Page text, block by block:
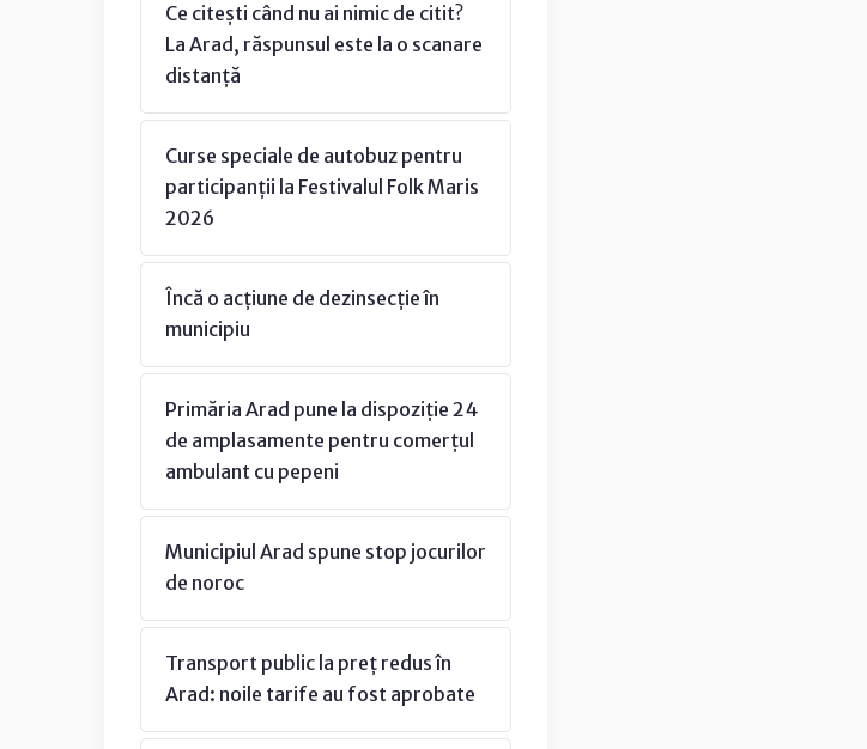
Ce citești când nu ai nimic de citit?
La Arad, răspunsul este la o scanare
distanță
Curse speciale de autobuz pentru
participanții la Festivalul Folk Maris
2026
Încă o acțiune de dezinsecție în
municipiu
Primăria Arad pune la dispoziție 24
de amplasamente pentru comerțul
ambulant cu pepeni
Municipiul Arad spune stop jocurilor
de noroc
Transport public la preț redus în
Arad: noile tarife au fost aprobate